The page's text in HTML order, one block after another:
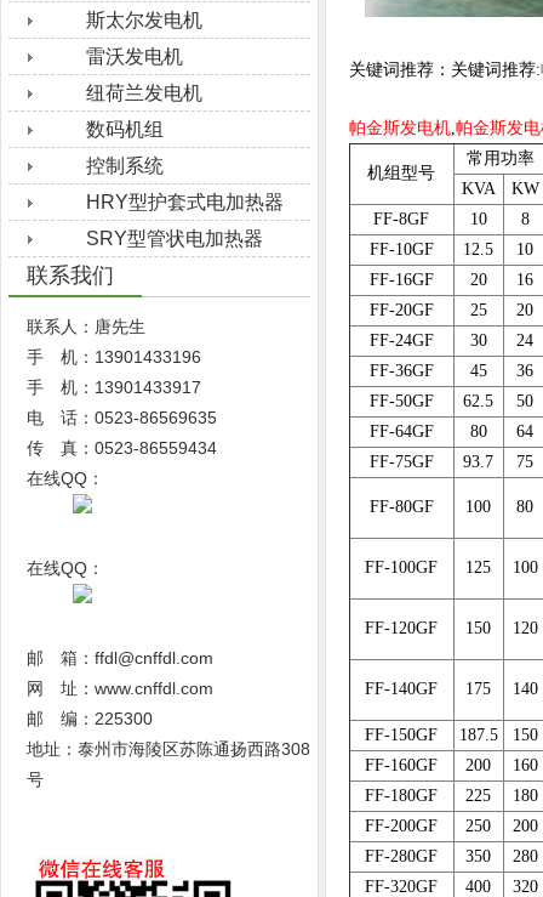
斯太尔发电机
雷沃发电机
纽荷兰发电机
数码机组
控制系统
HRY型护套式电加热器
SRY型管状电加热器
联系我们
联系人：唐先生
手 机：13901433196
手 机：13901433917
电 话：0523-86569635
传 真：0523-86559434
在线QQ：
在线QQ：
邮 箱：ffdl@cnffdl.com
网 址：www.cnffdl.com
邮 编：225300
地址：泰州市海陵区苏陈通扬西路308
号
关键词推荐：关键词推荐:
帕金斯发电机,帕金斯发
机组型号
常用功率
KVA
KW
FF-8GF
10
8
FF-10GF
12.5
10
FF-16GF
20
16
FF-20GF
25
20
FF-24GF
30
24
FF-36GF
45
36
FF-50GF
62.5
50
FF-64GF
80
64
FF-75GF
93.7 75
FF-80GF 100 80
FF-100GF 125 100
FF-120GF 150 120
FF-140GF 175 140
FF-150GF 187.5
150
FF-160GF
200
160
FF-180GF
225
180
FF-200GF
250
200
FF-280GF
350
280
FF-320GF
400
320